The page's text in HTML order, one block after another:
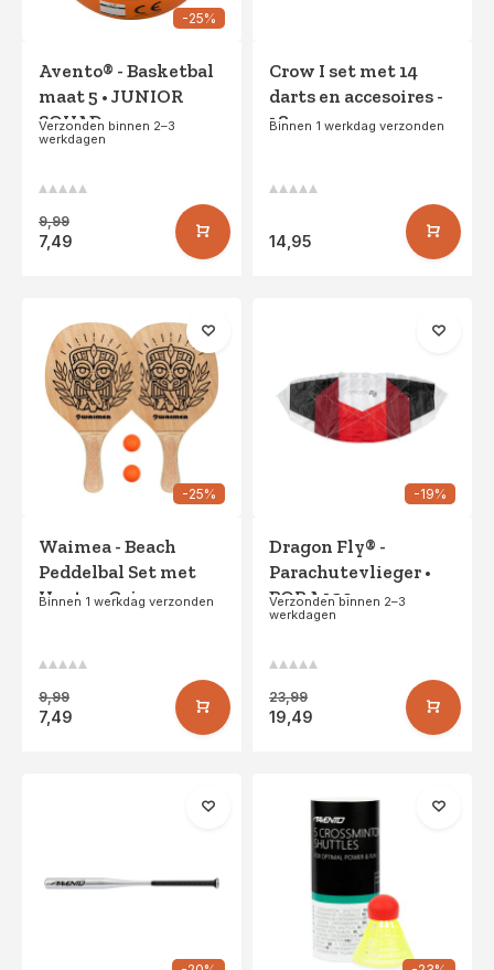
-25%
Avento® - Basketbal
maat 5 • JUNIOR
SQUAD •
Oranje/Zwart
Verzonden binnen 2–3
werkdagen
9,99
7,49
Crow I set met 14
darts en accesoires -
18cm
Binnen 1 werkdag verzonden
14,95
-25%
Waimea - Beach
Peddelbal Set met
Houten Grip -
Binnen 1 werkdag verzonden
9,99
7,49
-19%
Dragon Fly® -
Parachutevlieger •
BORA 120 •
Rood/Donkerrood
Verzonden binnen 2–3
werkdagen
23,99
19,49